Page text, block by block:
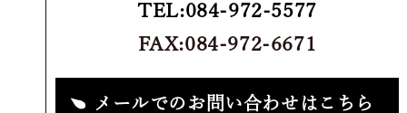
TEL:084-972-5577
FAX:084-972-6671
メールでのお問い合わせはこちら